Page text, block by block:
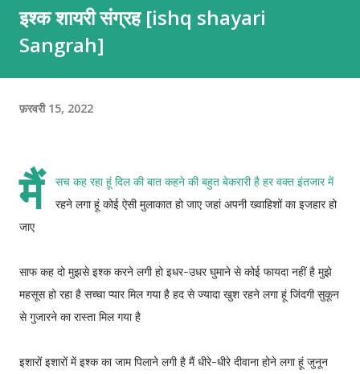
इश्क शायरी संग्रह [ishq shayari
Sangrah]
फ़रवरी 15, 2022
मैं
सच कह रहा हूं दिल की बात कहने की बहुत बेकरारी है हर वक्त इंतजार में
रहने लगा हूं कोई ऐसी मुलाकात हो जाए जहां अपनी ख्वाहिशों का इजहार हो
जाए
साफ कह दो मुझसे इश्क करने लगी हो इधर-उधर घुमाने से कोई फायदा नहीं है मुझे
महसूस हो रहा है सच्चा प्यार मिल गया है हद से ज्यादा खुश रहने लगा हूं जिंदगी सुकून
से गुजारने का रास्ता मिल गया है
इशारों इशारों में इश्क का जाम पिलाने लगी है मैं धीरे-धीरे दीवाना होने लगा हूं जुनून